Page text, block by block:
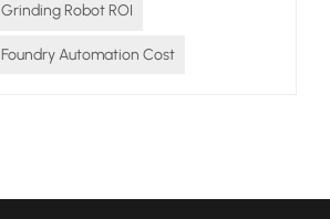
Grinding Robot ROI
Foundry Automation Cost